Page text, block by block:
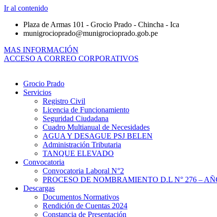
Ir al contenido
Plaza de Armas 101 - Grocio Prado - Chincha - Ica
munigrocioprado@munigrocioprado.gob.pe
MAS INFORMACIÓN
ACCESO A CORREO CORPORATIVOS
Grocio Prado
Servicios
Registro Civil
Licencia de Funcionamiento
Seguridad Ciudadana
Cuadro Multianual de Necesidades
AGUA Y DESAGUE PSJ BELEN
Administración Tributaria
TANQUE ELEVADO
Convocatoria
Convocatoria Laboral N°2
PROCESO DE NOMBRAMIENTO D.L N° 276 –
Descargas
Documentos Normativos
Rendición de Cuentas 2024
Constancia de Presentación